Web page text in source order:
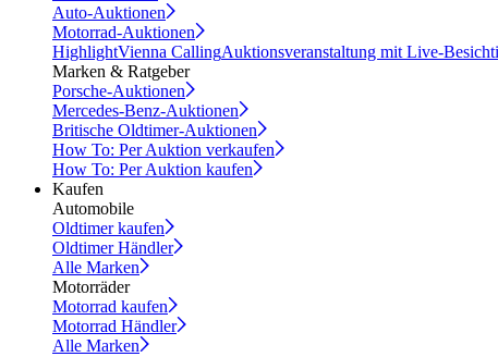
Auto-Auktionen
Motorrad-Auktionen
HighlightVienna CallingAuktionsveranstaltung mit Live-
Marken & Ratgeber
Porsche-Auktionen
Mercedes-Benz-Auktionen
Britische Oldtimer-Auktionen
How To: Per Auktion verkaufen
How To: Per Auktion kaufen
Kaufen
Automobile
Oldtimer kaufen
Oldtimer Händler
Alle Marken
Motorräder
Motorrad kaufen
Motorrad Händler
Alle Marken